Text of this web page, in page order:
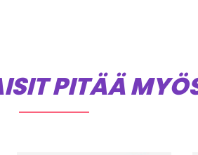
PITÄÄ